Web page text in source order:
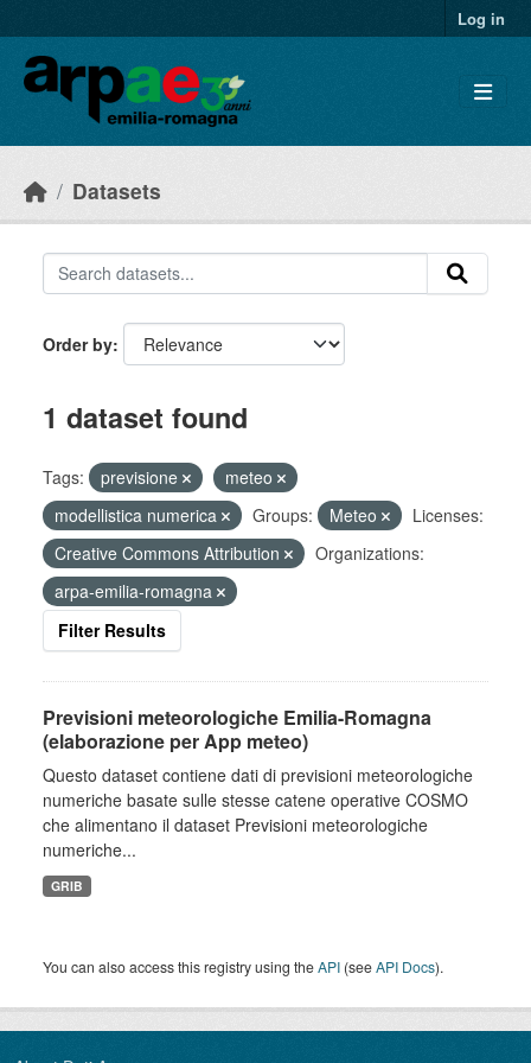
Log in
Datasets
Order by
1 dataset found
Tags: previsione
meteo
modellistica numerica
Groups: Meteo
Licenses:
Creative Commons Attribution
Organizations:
arpa-emilia-romagna
Filter Results
Previsioni meteorologiche Emilia-Romagna
(elaborazione per App meteo)
Questo dataset contiene dati di previsioni meteorologiche
numeriche basate sulle stesse catene operative COSMO
che alimentano il dataset Previsioni meteorologiche
numeriche...
GRIB
You can also access this registry using theAPI (seeAPI Docs).